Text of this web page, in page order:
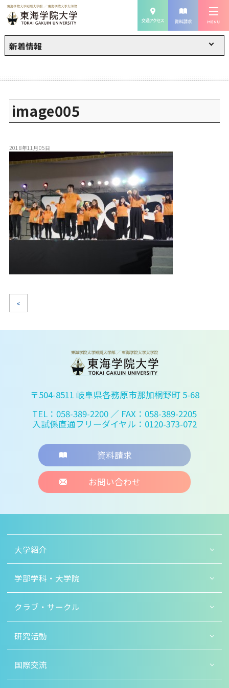
新着情報
image005
2018年11月05日
<
〒504-8511 岐阜県各務原市那加桐野町 5-68
TEL：058-389-2200 ／ FAX：058-389-2205
入試係直通フリーダイヤル：0120-373-072
資料請求
お問い合わせ
大学紹介
学部学科・大学院
クラブ・サークル
研究活動
国際交流